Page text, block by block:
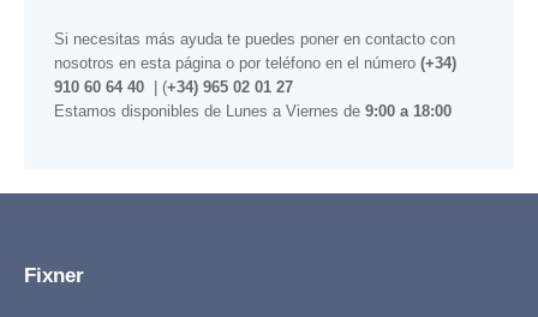
Si necesitas más ayuda te puedes poner en contacto con
nosotros en esta página o por teléfono en el número (+34)
910 60 64 40
| (+34) 965 02 01 27
Estamos disponibles de Lunes a Viernes de 9:00 a 18:00
Fixner